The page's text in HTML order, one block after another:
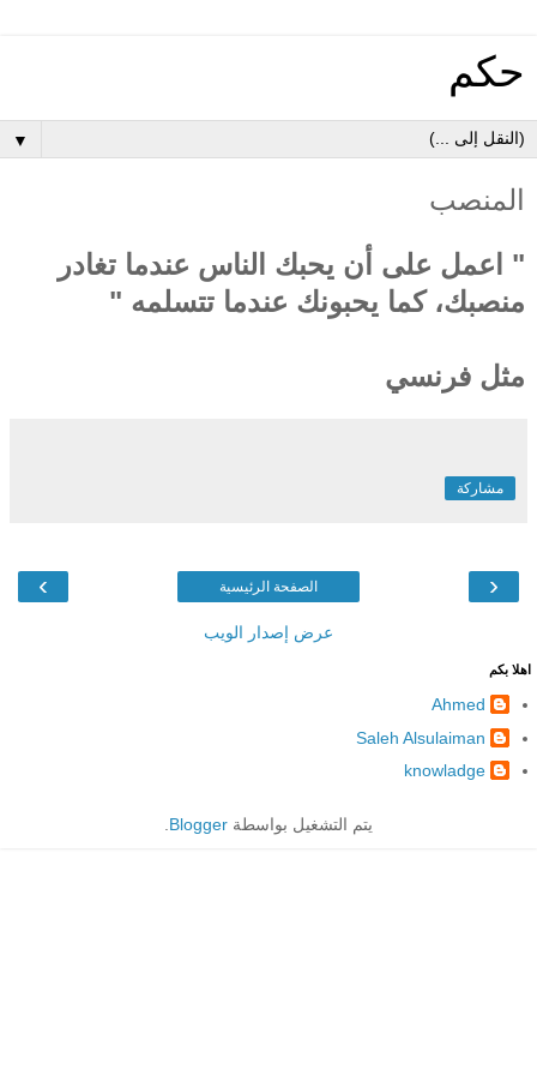
حكم
▼
المنصب
" اعمل على أن يحبك الناس عندما تغادر
منصبك، كما يحبونك عندما تتسلمه "
مثل فرنسي
مشاركة
‹
› الصفحة الرئيسية
عرض إصدار الويب
اهلا بكم
Ahmed
Saleh Alsulaiman
knowladge
يتم التشغيل بواسطة Blogger
.